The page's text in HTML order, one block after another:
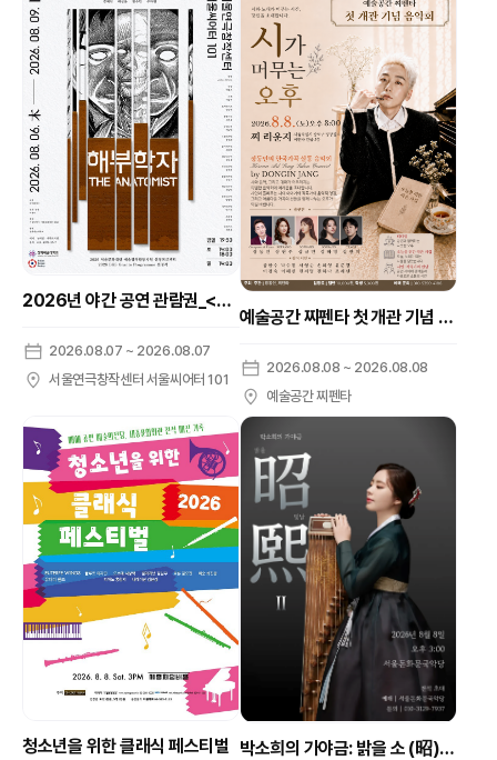
2026년 야간 공연 관람권_<해부학자>
2026.08.07 ~ 2026.08.07
서울연극창작센터 서울씨어터 101
예술공간 찌펜타 첫 개관 기념 음악회, 장동인의 한국가곡 살롱 음악회: 시가 머무는 오후
2026.08.08 ~ 2026.08.08
예술공간 찌펜타
청소년을 위한 클래식 페스티벌 박소희의 가야금: 밝을 소 (昭) 빛날 희 (熙) II